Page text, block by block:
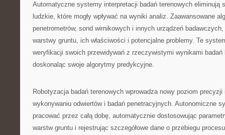
Automatyczne systemy interpretacji badań terenowych eliminują
ludzkie, które mogły wpływać na wyniki analiz. Zaawansowane
penetrometrów, sond wirnikowych i innych urządzeń
warstwy gruntu, ich właściwości i potencjalne problemy. Te
weryfikacji swoich przewidywań z rzeczywistymi wynikami badań
doskonaląc swoje algorytmy predykcyjne.
Robotyzacja badań terenowych wprowadza nowy poziom
wykonywaniu odwiertów i badań penetracyjnych. Autonomiczne
pracować przez całą dobę, automatycznie dostosowując
warstw gruntu i rejestrując szczegółowe dane o przebiegu